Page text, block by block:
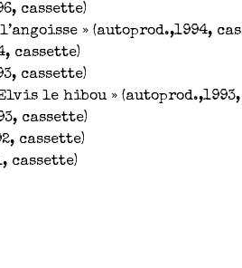
cassette)
» (autoprod.,1994,
cassette)
cassette)
le hibou » (autoprod.,1993,
cassette)
cassette)
cassette)